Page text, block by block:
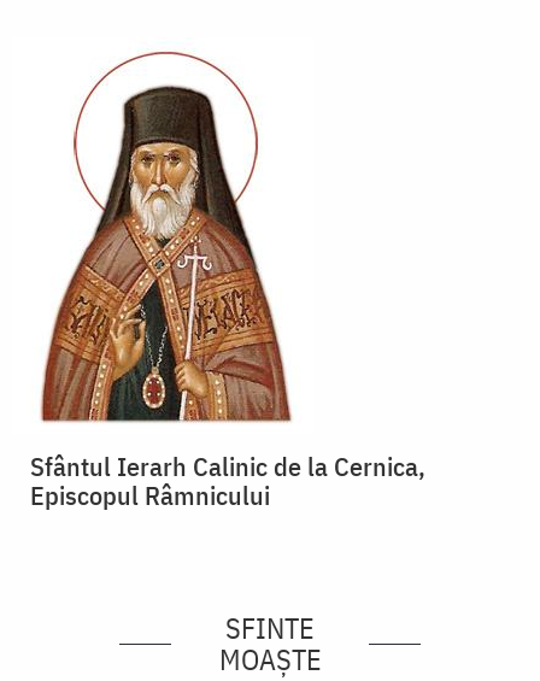
Sfântul Ierarh Calinic de la Cernica,
Episcopul Râmnicului
SFINTE
MOAȘTE